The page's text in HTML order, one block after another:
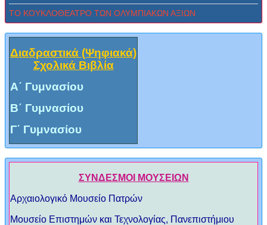
ΤΟ ΚΟΥΚΛΟΘΕΑΤΡΟ ΤΩΝ ΟΛΥΜΠΙΑΚΩΝ ΑΞΙΩΝ
Διαδραστικά (Ψηφιακά)
Σχολικά Βιβλία
Α΄ Γυμνασίου
Β΄ Γυμνασίου
Γ΄ Γυμνασίου
ΣΥΝΔΕΣΜΟΙ ΜΟΥΣΕΙΩΝ
Αρχαιολογικό Μουσείο Πατρών
Μουσείο Επιστημών και Τεχνολογίας, Πανεπιστήμιου